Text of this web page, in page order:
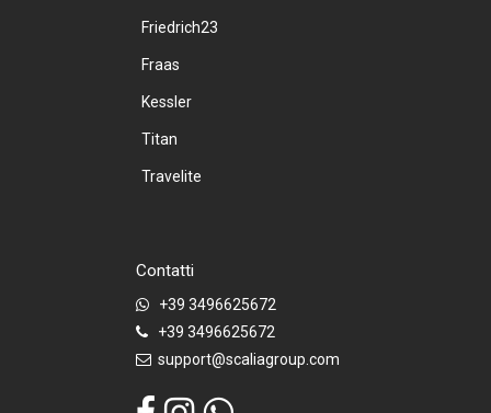
Friedrich23
Fraas
Kessler
Titan
Travelite
Contatti
+39 3496625672
+39 3496625672
support@scaliagroup.com